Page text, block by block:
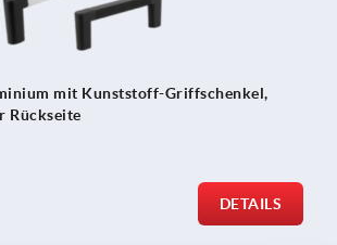
mit Kunststoff-Griffschenkel,
Rückseite
DETAILS